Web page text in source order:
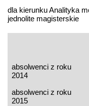
dla kierunku Analityka
jednolite magisterskie
absolwenci z roku
2014
absolwenci z roku
2015